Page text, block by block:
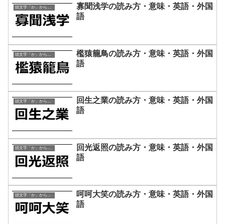
頭文字「か」から始まる四字熟語
寡聞浅学の読み方・意味・英語・外国
語
檻猿籠鳥の読み方・意味・英語・外国
語
頭文字「か」から始まる四字熟語
回生之業の読み方・意味・英語・外国
語
頭文字「か」から始まる四字熟語
回光返照の読み方・意味・英語・外国
語
頭文字「か」から始まる四字熟語
呵呵大笑の読み方・意味・英語・外国
語